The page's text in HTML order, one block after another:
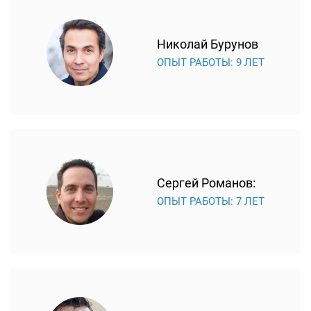
если сломался модуль питания. Этот компонент
отвечает за подачу электричества, и от его работы
зависит качество картинки. Блок питания приходит в
негодность из-за перепадов напряжения в
За взаимодействие пользователя и устройства несет
ответственность материнская плата. Плата чаще всего
подлежит восстановлению.
Если устройство работает с нарушениями, но все его
Николай Бурунов
ОПЫТ РАБОТЫ: 9 ЛЕТ
Сергей Романов:
ОПЫТ РАБОТЫ: 7 ЛЕТ